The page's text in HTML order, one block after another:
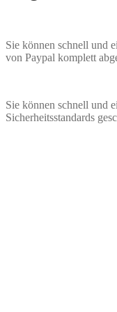
Sie können schnell und
von Paypal komplett
Sie können schnell und
Sicherheitsstandards